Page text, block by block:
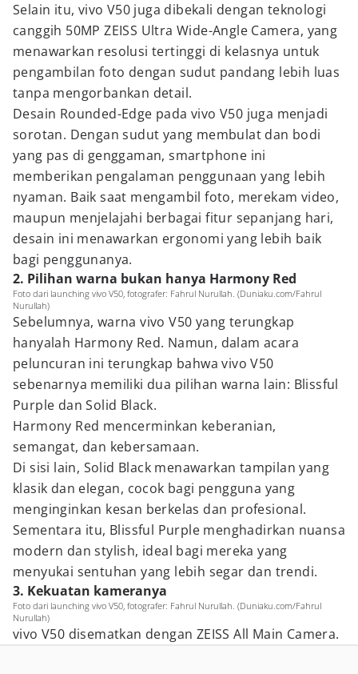
Selain itu, vivo V50 juga dibekali dengan teknologi
canggih 50MP ZEISS Ultra Wide-Angle Camera, yang
menawarkan resolusi tertinggi di kelasnya untuk
pengambilan foto dengan sudut pandang lebih luas
tanpa mengorbankan detail.
Desain Rounded-Edge pada vivo V50 juga menjadi
sorotan. Dengan sudut yang membulat dan bodi
yang pas di genggaman, smartphone ini
memberikan pengalaman penggunaan yang lebih
nyaman. Baik saat mengambil foto, merekam video,
maupun menjelajahi berbagai fitur sepanjang hari,
desain ini menawarkan ergonomi yang lebih baik
bagi penggunanya.
2. Pilihan warna bukan hanya Harmony Red
Foto dari launching vivo V50, fotografer: Fahrul Nurullah. (Duniaku.com/Fahrul
Nurullah)
Sebelumnya, warna vivo V50 yang terungkap
hanyalah Harmony Red. Namun, dalam acara
peluncuran ini terungkap bahwa vivo V50
sebenarnya memiliki dua pilihan warna lain: Blissful
Purple dan Solid Black.
Harmony Red mencerminkan keberanian,
semangat, dan kebersamaan.
Di sisi lain, Solid Black menawarkan tampilan yang
klasik dan elegan, cocok bagi pengguna yang
menginginkan kesan berkelas dan profesional.
Sementara itu, Blissful Purple menghadirkan nuansa
modern dan stylish, ideal bagi mereka yang
menyukai sentuhan yang lebih segar dan trendi.
3. Kekuatan kameranya
Foto dari launching vivo V50, fotografer: Fahrul Nurullah. (Duniaku.com/Fahrul
Nurullah)
vivo V50 disematkan dengan ZEISS All Main Camera.